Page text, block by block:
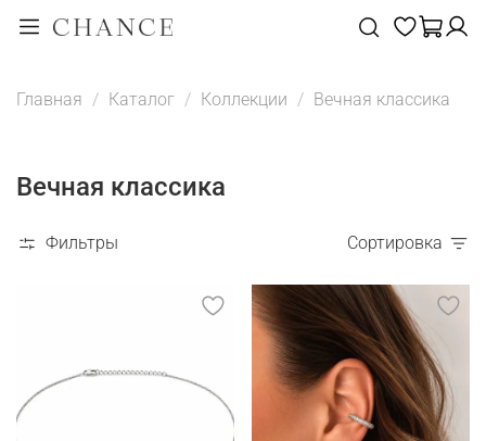
Главная Каталог Коллекции Вечная классика
Вечная классика
Фильтры Сортировка